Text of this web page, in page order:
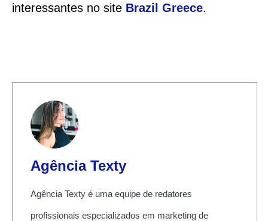
interessantes no site Brazil Greece.
Agência Texty
Agência Texty é uma equipe de redatores
profissionais especializados em marketing de